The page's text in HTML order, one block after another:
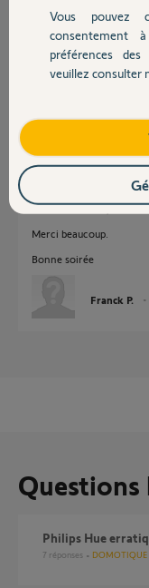
Devis avec un
Contact
Bonjour Franck,
JE vous confirme avoir
Bonsoir Nicolas,
Merci beaucoup.
Bonne soirée
Franck P.
Questions
Philips Hue
7 réponses DOMOTIQUE
Vous pouvez
préférences
veuillez consulter